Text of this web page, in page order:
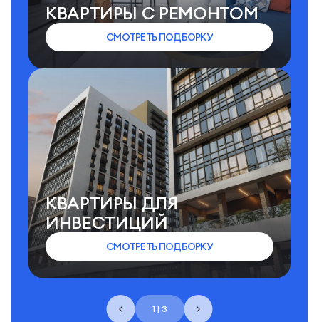
1 | 3
КВАРТИРЫ C РЕМОНТОМ
СМОТРЕТЬ ПОДБОРКУ
КВАРТИРЫ ДЛЯ
ИНВЕСТИЦИЙ
СМОТРЕТЬ ПОДБОРКУ